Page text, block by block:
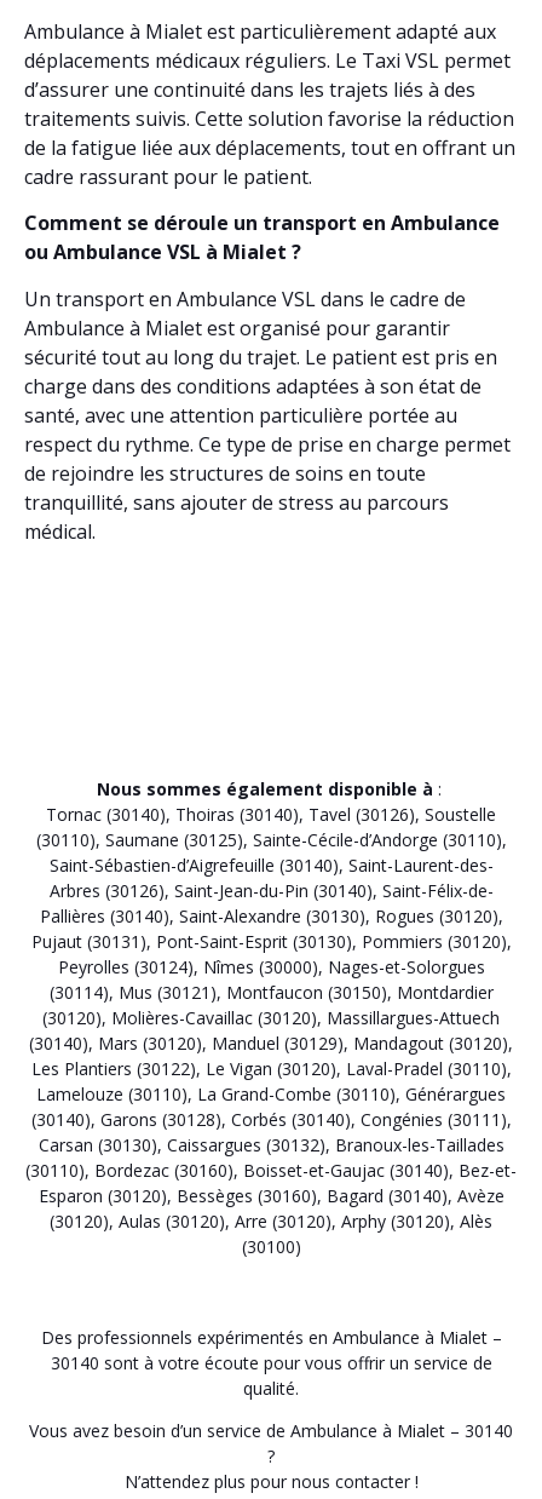
Ambulance à Mialet est particulièrement adapté aux
déplacements médicaux réguliers. Le Taxi VSL permet
d’assurer une continuité dans les trajets liés à des
traitements suivis. Cette solution favorise la réduction
de la fatigue liée aux déplacements, tout en offrant un
cadre rassurant pour le patient.
Comment se déroule un transport en Ambulance
ou Ambulance VSL à Mialet ?
Un transport en Ambulance VSL dans le cadre de
Ambulance à Mialet est organisé pour garantir
sécurité tout au long du trajet. Le patient est pris en
charge dans des conditions adaptées à son état de
santé, avec une attention particulière portée au
respect du rythme. Ce type de prise en charge permet
de rejoindre les structures de soins en toute
tranquillité, sans ajouter de stress au parcours
médical.
Nous sommes également disponible à :
Tornac (30140), Thoiras (30140), Tavel (30126), Soustelle
(30110), Saumane (30125), Sainte-Cécile-d’Andorge (30110),
Saint-Sébastien-d’Aigrefeuille (30140), Saint-Laurent-des-
Arbres (30126), Saint-Jean-du-Pin (30140), Saint-Félix-de-
Pallières (30140), Saint-Alexandre (30130), Rogues (30120),
Pujaut (30131), Pont-Saint-Esprit (30130), Pommiers (30120),
Peyrolles (30124), Nîmes (30000), Nages-et-Solorgues
(30114), Mus (30121), Montfaucon (30150), Montdardier
(30120), Molières-Cavaillac (30120), Massillargues-Attuech
(30140), Mars (30120), Manduel (30129), Mandagout (30120),
Les Plantiers (30122), Le Vigan (30120), Laval-Pradel (30110),
Lamelouze (30110), La Grand-Combe (30110), Générargues
(30140), Garons (30128), Corbés (30140), Congénies (30111),
Carsan (30130), Caissargues (30132), Branoux-les-Taillades
(30110), Bordezac (30160), Boisset-et-Gaujac (30140), Bez-et-
Esparon (30120), Bessèges (30160), Bagard (30140), Avèze
(30120), Aulas (30120), Arre (30120), Arphy (30120), Alès
(30100)
Des professionnels expérimentés en Ambulance à Mialet –
30140 sont à votre écoute pour vous offrir un service de
qualité.
Vous avez besoin d’un service de Ambulance à Mialet – 30140
?
N’attendez plus pour nous contacter !